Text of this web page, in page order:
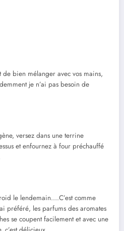
bien mélanger avec vos mains,
je n’ai pas besoin de
versez dans une terrine
et enfournez à four préchauffé
le lendemain….C’est comme
préféré, les parfums des aromates
se coupent facilement et avec une